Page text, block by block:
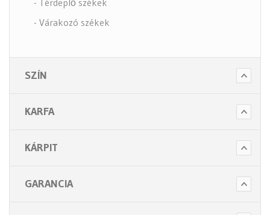
- Térdeplő székek
- Várakozó székek
- Nagy teherbírású székek
Higiénia (14 alkategória)
SZÍN
KARFA
KÁRPIT
GARANCIA